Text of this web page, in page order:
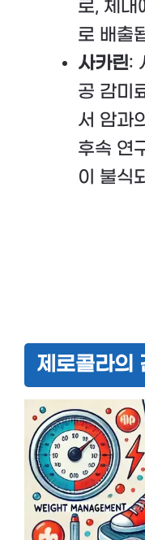
로, 체내
로 배출
사카린:
공 감미
서 암과
후속 연
이 불식
제로콜라의